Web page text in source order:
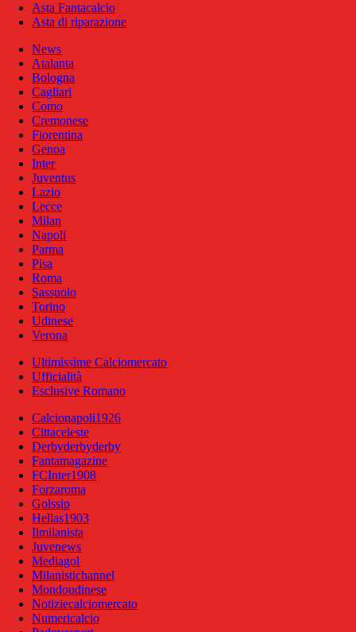
Asta Fantacalcio
Asta di riparazione
News
Atalanta
Bologna
Cagliari
Como
Cremonese
Fiorentina
Genoa
Inter
Juventus
Lazio
Lecce
Milan
Napoli
Parma
Pisa
Roma
Sassuolo
Torino
Udinese
Verona
Ultimissime Calciomercato
Ufficialità
Esclusive Romano
Calcionapoli1926
Cittaceleste
Derbyderbyderby
Fantamagazine
FCInter1908
Forzaroma
Golssip
Hellas1903
Ilmilanista
Juvenews
Mediagol
Milanistichannel
Mondoudinese
Notiziecalciomercato
Numericalcio